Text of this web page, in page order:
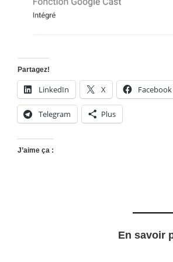
Partagez!
LinkedIn X Facebook
Telegram Plus
J’aime ça :
En savoir